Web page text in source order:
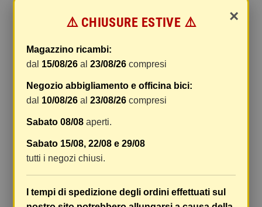
STIVALE GOBY WP
111,29 € 158,99 €
-30% ×
⚠️ CHIUSURE ESTIVE ⚠️
Magazzino ricambi:
dal 15/08/26 al23/08/26 compresi
Negozio abbigliamento e officina bici:
dal 10/08/26 al23/08/26 compresi
Sabato 08/08 aperti.
Sabato 15/08, 22/08 e 29/08
tutti i negozi chiusi.
I tempi di spedizione degli ordini effettuati sul